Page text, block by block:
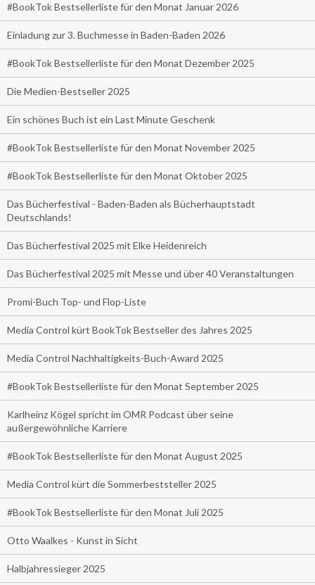
#BookTok Bestsellerliste für den Monat Januar 2026
Einladung zur 3. Buchmesse in Baden-Baden 2026
#BookTok Bestsellerliste für den Monat Dezember 2025
Die Medien-Bestseller 2025
Ein schönes Buch ist ein Last Minute Geschenk
#BookTok Bestsellerliste für den Monat November 2025
#BookTok Bestsellerliste für den Monat Oktober 2025
Das Bücherfestival - Baden-Baden als Bücherhauptstadt
Deutschlands!
Das Bücherfestival 2025 mit Elke Heidenreich
Das Bücherfestival 2025 mit Messe und über 40 Veranstaltungen
Promi-Buch Top- und Flop-Liste
Media Control kürt BookTok Bestseller des Jahres 2025
Media Control Nachhaltigkeits-Buch-Award 2025
#BookTok Bestsellerliste für den Monat September 2025
Karlheinz Kögel spricht im OMR Podcast über seine
außergewöhnliche Karriere
#BookTok Bestsellerliste für den Monat August 2025
Media Control kürt die Sommerbeststeller 2025
#BookTok Bestsellerliste für den Monat Juli 2025
Otto Waalkes - Kunst in Sicht
Halbjahressieger 2025